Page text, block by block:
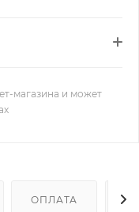
магазина и может
ОПЛАТА